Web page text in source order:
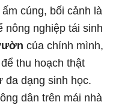
ấm cúng, bối cảnh là
nông nghiệp tái sinh
của chính mình,
thu hoạch thật
đa dạng sinh học.
dân trên mái nhà